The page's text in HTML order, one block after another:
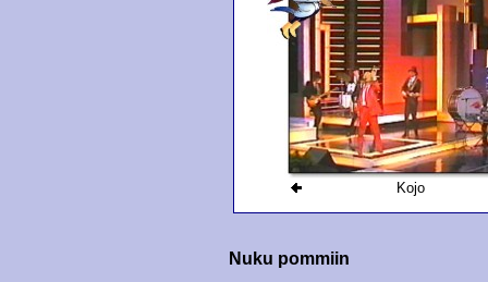
Kojo
Nuku pommiin